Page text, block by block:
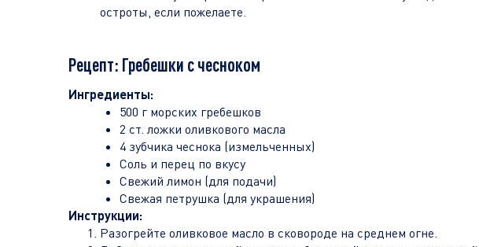
остроты, если пожелаете.
Рецепт: Гребешки с чесноком
Ингредиенты:
500 г морских гребешков
2 ст. ложки оливкового масла
4 зубчика чеснока (измельченных)
Соль и перец по вкусу
Свежий лимон (для подачи)
Свежая петрушка (для украшения)
Инструкции:
Разогрейте оливковое масло в сковороде на среднем огне.